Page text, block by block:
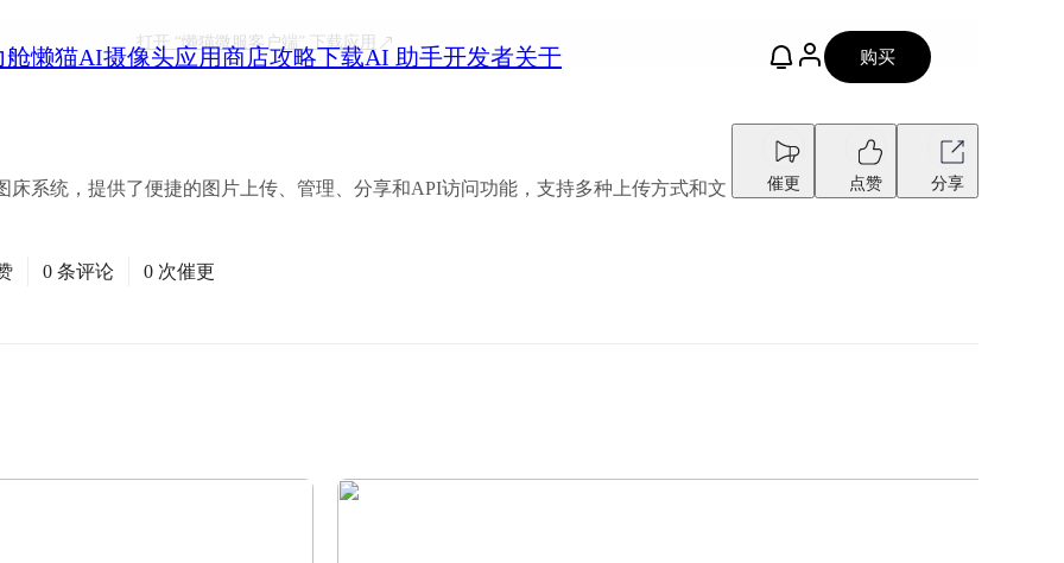
舱懒猫AI摄像头应用商店攻略下载AI 助手开发者关于 购买
打开 “懒猫微服客户端”下载应用
床系统，提供了便捷的图片上传、管理、分享和API访问功能，支持多种上传方式和文 催更 点赞 分享
0 条评论 0 次催更